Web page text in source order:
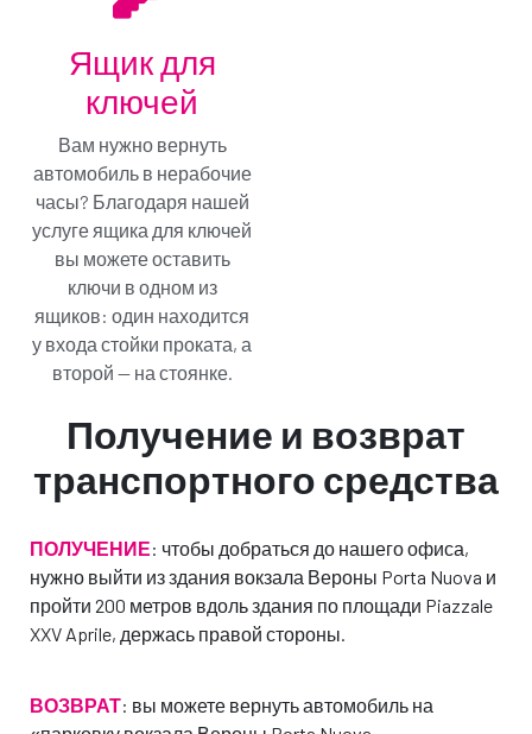
Ящик для
ключей
Вам нужно вернуть
автомобиль в нерабочие
часы? Благодаря нашей
услуге ящика для ключей
вы можете оставить
ключи в одном из
ящиков: один находится
у входа стойки проката, а
второй — на стоянке.
Получение и возврат
транспортного средства
ПОЛУЧЕНИЕ: чтобы добраться до нашего офиса,
нужно выйти из здания вокзала Вероны Porta Nuova и
пройти 200 метров вдоль здания по площади Piazzale
XXV Aprile, держась правой стороны.
ВОЗВРАТ: вы можете вернуть автомобиль на